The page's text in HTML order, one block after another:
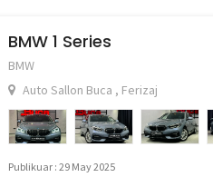
BMW 1 Series
BMW
Auto Sallon Buca , Ferizaj
Publikuar : 29 May 2025